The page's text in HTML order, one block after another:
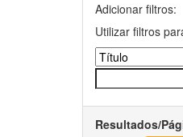
Adicionar filtros:
Utilizar filtros
Resultados/